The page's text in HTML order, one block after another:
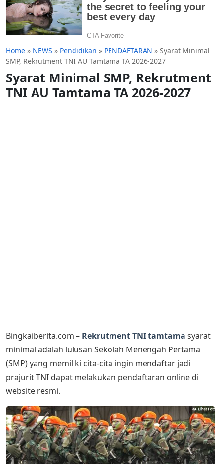
Home » NEWS » Pendidikan » PENDAFTARAN » Syarat Minimal
SMP, Rekrutment TNI AU Tamtama TA 2026-2027
Syarat Minimal SMP, Rekrutment
TNI AU Tamtama TA 2026-2027
Bingkaiberita.com – Rekrutment TNI tamtama syarat
minimal adalah lulusan Sekolah Menengah Pertama
(SMP) yang memiliki cita-cita ingin mendaftar jadi
prajurit TNI dapat melakukan pendaftaran online di
website resmi.